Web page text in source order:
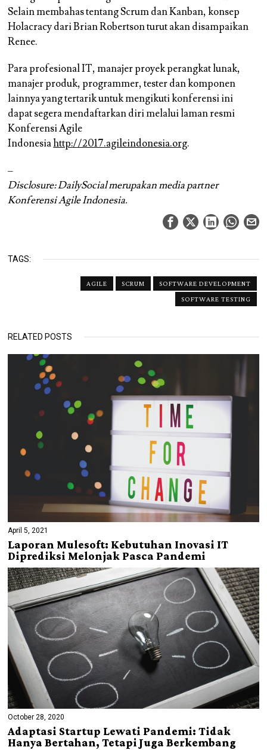
Selain membahas tentang Scrum dan Kanban, konsep
Holacracy dari Brian Robertson turut akan disampaikan
Renee.
Para profesional IT, manajer proyek perangkat lunak,
manajer produk, programmer, tester dan komponen
lainnya yang tertarik untuk mengikuti konferensi ini
dapat segera mendaftarkan diri melalui laman resmi
Konferensi Agile
Indonesiahttp://2017.agileindonesia.org.
–
Disclosure: DailySocial merupakan media partner
Konferensi Agile Indonesia.
TAGS:
AGILE SCRUM
SOFTWARE DEVELOPMENT
SOFTWARE TESTING
RELATED POSTS
April 5, 2021
Laporan Mulesoft: Kebutuhan Inovasi IT
Diprediksi Melonjak Pasca Pandemi
October 28, 2020
Adaptasi Startup Lewati Pandemi: Tidak
Hanya Bertahan, Tetapi Juga Berkembang